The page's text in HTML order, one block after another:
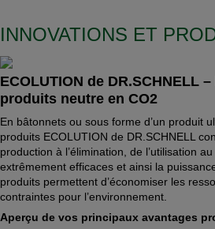
INNOVATIONS ET
ECOLUTION de DR.SCHNELL
produits neutre en CO2
En bâtonnets ou sous forme d’un produit
produits ECOLUTION de DR.SCHNELL
production à l’élimination, de l’utilisation
extrêmement efficaces et ainsi la
produits permettent d’économiser les
contraintes pour l’environnement.
Aperçu de vos principaux avantages